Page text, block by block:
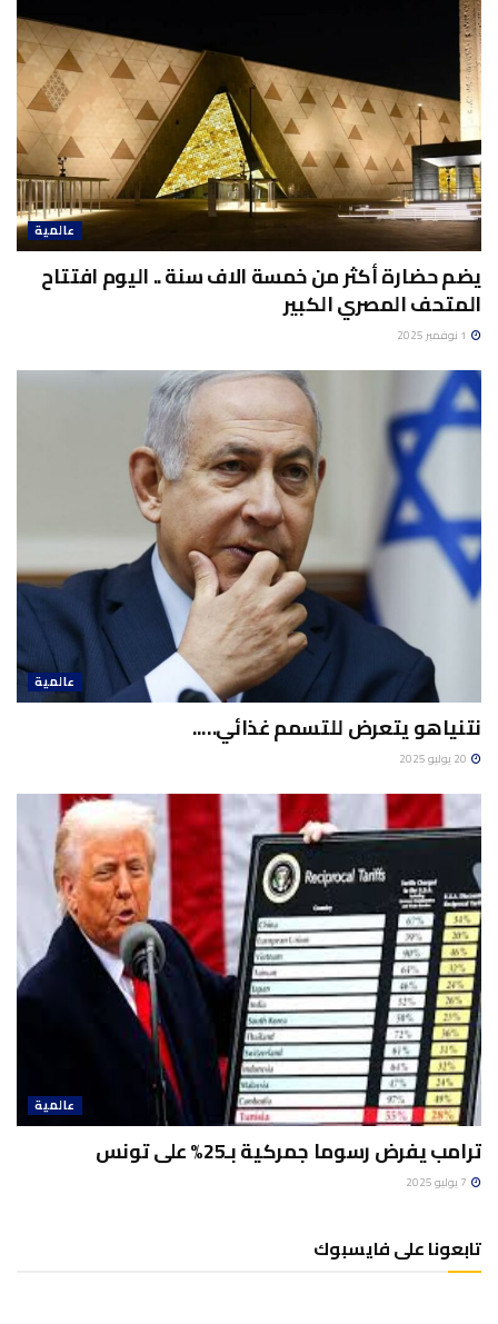
عالمية
يضم حضارة أكثر من خمسة الاف سنة .. اليوم افتتاح
المتحف المصري الكبير
عالمية
نتنياهو يتعرض للتسمم غذائي…..
عالمية
ترامب يفرض رسوما جمركية بـ25% على تونس
تابعونا على فايسبوك